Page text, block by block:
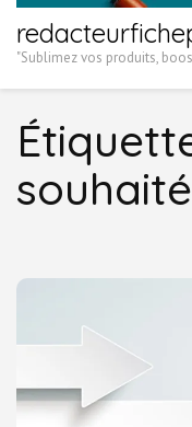
"Sublimez vos produits,
souhaité